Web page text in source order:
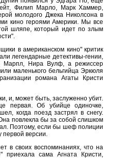
Филип Марло, Марк Хаммер,
молодого Джека Николсона в
кино героями Америки. Мы все
шляпе, который идет по злым
в американском кино" критик
легендарные детективы-гении,
Марпл, Нира Вулф, а режиссер
маленького бельгийца Эркюля
романа Агаты Кристи
и, может быть, заслуженно убит.
первая. Об убийце одиночке,
когда поезд застрял в снегу.
повлекла бы за собой слишком
Поэтому, если бы шеф полиции
версии.
в своих воспоминаниях, что на
приехала сама Агната Кристи,